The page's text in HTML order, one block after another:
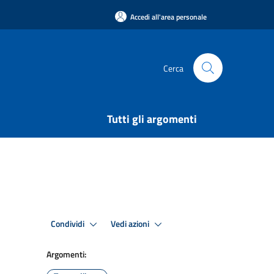
Accedi all'area personale
Cerca
Tutti gli argomenti
Condividi Vedi azioni
Argomenti: